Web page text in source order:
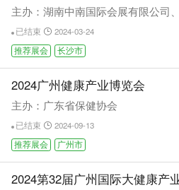
主办：湖南中南国际会展有限公司
已结束
2024-03-24
推荐展会
长沙市
2024广州健康产业博览会
主办：广东省保健协会
已结束
2024-09-13
推荐展会
广州市
2024第32届广州国际大健康产